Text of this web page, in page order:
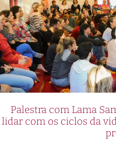
Palestra com Lama
lidar com os ciclos da